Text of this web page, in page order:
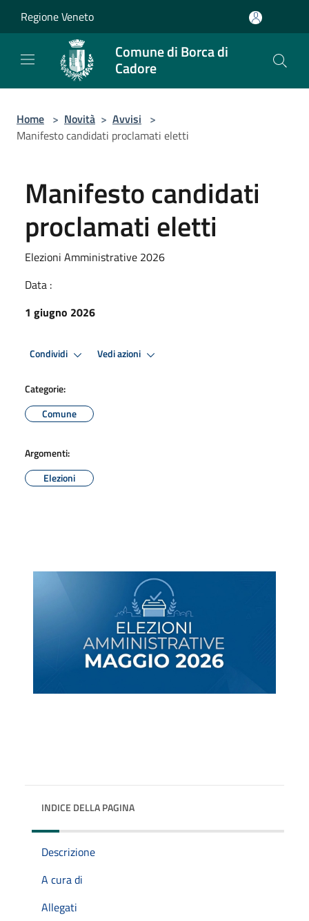
Regione Veneto
Comune di Borca di
Cadore
Home > Novità > Avvisi >
Manifesto candidati proclamati eletti
Manifesto candidati
proclamati eletti
Elezioni Amministrative 2026
Data :
1 giugno 2026
Condividi Vedi azioni
Categorie:
Comune
Argomenti:
Elezioni
INDICE DELLA PAGINA
Descrizione
A cura di
Allegati